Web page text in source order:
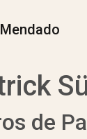
de